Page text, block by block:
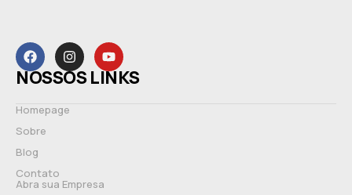
NOSSOS LINKS
Homepage
Sobre
Blog
Contato
Abra sua Empresa